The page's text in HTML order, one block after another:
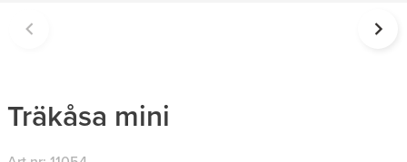
Träkåsa mini